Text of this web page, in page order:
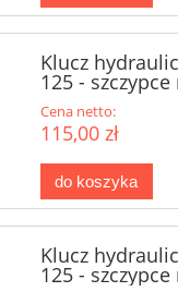
Klucz
125 -
Cena netto:
115,00 zł
do koszyka
Klucz
125 -